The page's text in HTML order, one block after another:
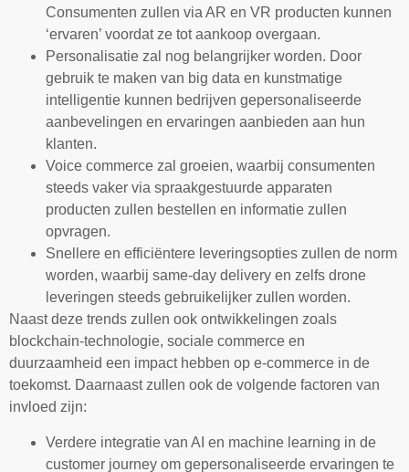
Consumenten zullen via AR en VR producten kunnen
‘ervaren’ voordat ze tot aankoop overgaan.
Personalisatie zal nog belangrijker worden. Door
gebruik te maken van big data en kunstmatige
intelligentie kunnen bedrijven gepersonaliseerde
aanbevelingen en ervaringen aanbieden aan hun
klanten.
Voice commerce zal groeien, waarbij consumenten
steeds vaker via spraakgestuurde apparaten
producten zullen bestellen en informatie zullen
opvragen.
Snellere en efficiëntere leveringsopties zullen de norm
worden, waarbij same-day delivery en zelfs drone
leveringen steeds gebruikelijker zullen worden.
Naast deze trends zullen ook ontwikkelingen zoals
blockchain-technologie, sociale commerce en
duurzaamheid een impact hebben op e-commerce in de
toekomst. Daarnaast zullen ook de volgende factoren van
invloed zijn:
Verdere integratie van AI en machine learning in de
customer journey om gepersonaliseerde ervaringen te